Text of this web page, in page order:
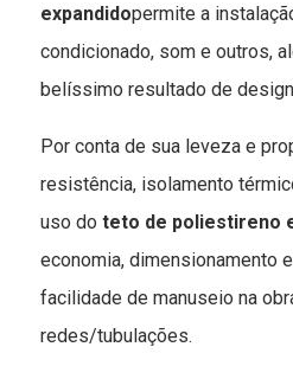
expandidopermite a
condicionado, som e outros,
belíssimo resultado de
Por conta de sua leveza e
resistência, isolamento
uso doteto de poliestireno
economia, dimensionamento
facilidade de manuseio na
redes/tubulações.